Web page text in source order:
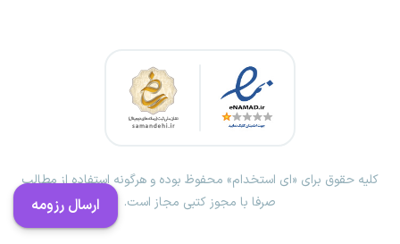
ارسال رزومه
کلیه حقوق برای «ای استخدام» محفوظ بوده و هرگونه استفاده از مطالب
صرفا با مجوز کتبی مجاز است.